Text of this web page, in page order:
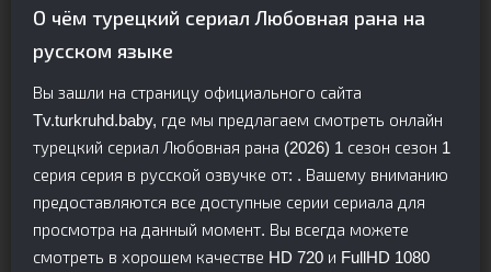
О чём турецкий сериал Любовная рана на
русском языке
Вы зашли на страницу официального сайта
Tv.turkruhd.baby, где мы предлагаем смотреть онлайн
турецкий сериал Любовная рана (2026) 1 сезон сезон 1
серия серия в русской озвучке от: . Вашему вниманию
предоставляются все доступные серии сериала для
просмотра на данный момент. Вы всегда можете
смотреть в хорошем качестве HD 720 и FullHD 1080